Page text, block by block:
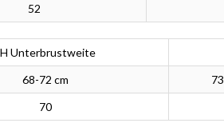
52
Unterbrustweite
68-72 cm
70